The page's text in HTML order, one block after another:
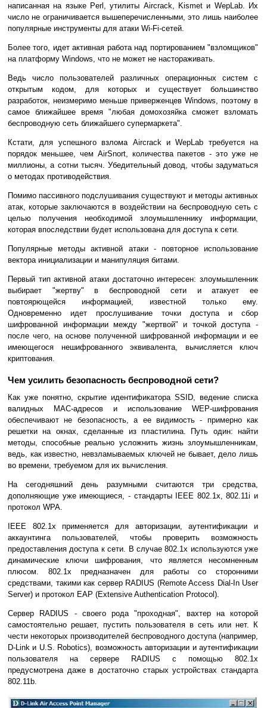
написанная на языке Perl, утилиты Aircrack, Kismet и WepLab. Их
число не ограничивается вышеперечисленными, это лишь наиболее
популярные инструменты для атаки Wi-Fi-сетей.
Более того, идет активная работа над портированием "взломщиков"
на платформу Windows, что не может не настораживать.
Ведь число пользователей различных операционных систем с
открытым кодом, для которых и существует большинство
разработок, неизмеримо меньше приверженцев Windows, поэтому в
самое ближайшее время "любая домохозяйка сможет взломать
беспроводную сеть ближайшего супермаркета".
Кстати, для успешного взлома Aircrack и WepLab требуется на
порядок меньшее, чем AirSnort, количества пакетов - это уже не
миллионы, а сотни тысяч. Убедительный довод, чтобы задуматься
о методах противодействия.
Помимо пассивного подслушивания существуют и методы активных
атак, которые заключаются в воздействии на беспроводную сеть с
целью получения необходимой злоумышленнику информации,
которая впоследствии будет использована для доступа к сети.
Популярные методы активной атаки - повторное использование
вектора инициализации и манипуляция битами.
Первый тип активной атаки достаточно интересен: злоумышленник
выбирает "жертву" в беспроводной сети и атакует ее
повтоярющейся информацией, известной только ему.
Одновременно идет прослушивание точки доступа и сбор
шифрованной информации между "жертвой" и точкой доступа -
после чего, на основе полученной шифрованной информации и ее
имеющегося нешифрованного эквивалента, вычисляется ключ
криптования.
Чем усилить безопасность беспроводной сети?
Как уже понятно, скрытие идентификатора SSID, ведение списка
валидных MAC-адресов и использование WEP-шифрования
обеспечивают не безопасность, а ее видимость - примерно как
решетки на окнах, сделанные из пластилина. Путь один: найти
методы, способные реально усложнить жизнь злоумышленникам,
ведь, как известно, невзламываемых ключей не бывает, дело лишь
во времени, требуемом для их вычисления.
На сегодняшний день разумными считаются три средства,
дополняющие уже имеющиеся, - стандарты IEEE 802.1x, 802.11i и
протокол WPA.
IEEE 802.1x применяется для авторизации, аутентификации и
аккаунтинга пользователей, чтобы проверить возможность
предоставления доступа к сети. В случае 802.1x используются уже
динамические ключи шифрования, что является несомненным
плюсом. 802.1х предназначен для работы со сторонними
средствами, такими как сервер RADIUS (Remote Access Dial-In User
Server) и протокол EAP (Extensive Authentication Protocol).
Сервер RADIUS - своего рода "проходная", вахтер на которой
самостоятельно решает, пустить пользователя в сеть или нет. К
чести некоторых производителей беспроводного доступа (например,
D-Link и U.S. Robotics), возможность авторизации и аутентификации
пользователя на сервере RADIUS с помощью 802.1х
предусмотрена даже в достаточно старых устройствах стандарта
802.11b.